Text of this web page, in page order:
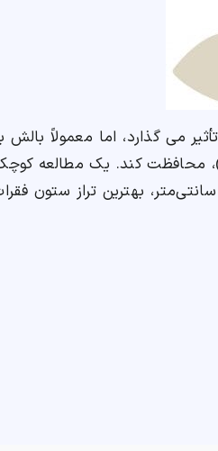
محافظت کند. یک مطالعه
بررسی میکرد؛ نشان داد که بالش هایی با ارتفاع